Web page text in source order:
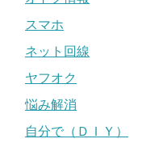
スマホ
ネット回線
ヤフオク
悩み解消
自分で（ＤＩＹ）